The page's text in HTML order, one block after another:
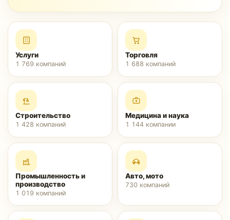
Услуги
1 769 компаний
Торговля
1 688 компаний
Строительство
1 428 компаний
Медицина и наука
1 144 компании
Промышленность и
производство
1 019 компаний
Авто, мото
730 компаний